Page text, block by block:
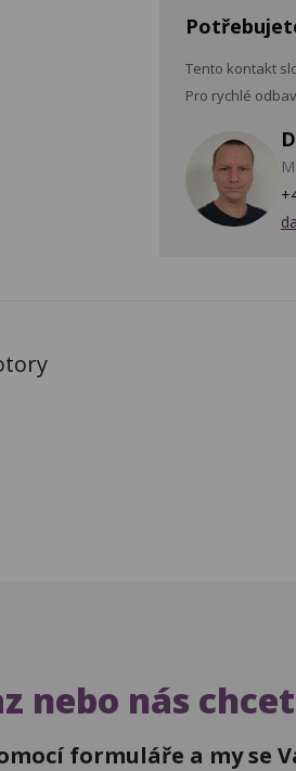
Tento kontakt
Pro rychlé
nebo nás
formuláře a my se